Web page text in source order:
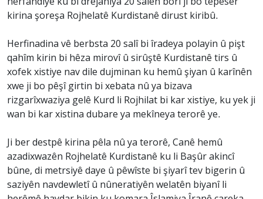
kirina şoreşa Rojhelatê Kurdistanê dirust kiribû.
Herfinadina vê berbsta 20 salî bi îradeya polayin û pişt
qahîm kirin bi hêza mirovî û sirûştê Kurdistanê tirs û
xofek xistiye nav dile dujminan ku hemû şiyan û karînên
xwe ji bo pêşî girtin bi xebata nû ya bizava
rizgarîxwaziya gelê Kurd li Rojhilat bi kar xistiye, ku yek ji
wan bi kar xistina dubare ya mekîneya terorê ye.
Ji ber destpê kirina pêla nû ya terorê, Canê hemû
azadixwazên Rojhelatê Kurdistanê ku li Başûr akincî
bûne, di metrsiyê daye û pêwîste bi şiyarî tev bigerin û
saziyên navdewletî û nûneratiyên welatên biyanî li